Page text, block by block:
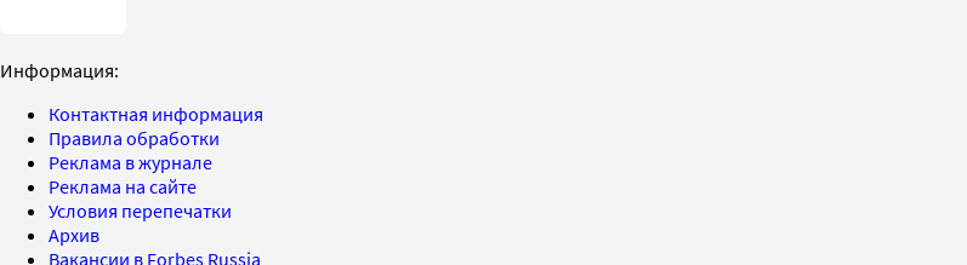
Информация:
Контактная информация
Правила обработки
Реклама в журнале
Реклама на сайте
Условия перепечатки
Архив
Вакансии в Forbes Russia